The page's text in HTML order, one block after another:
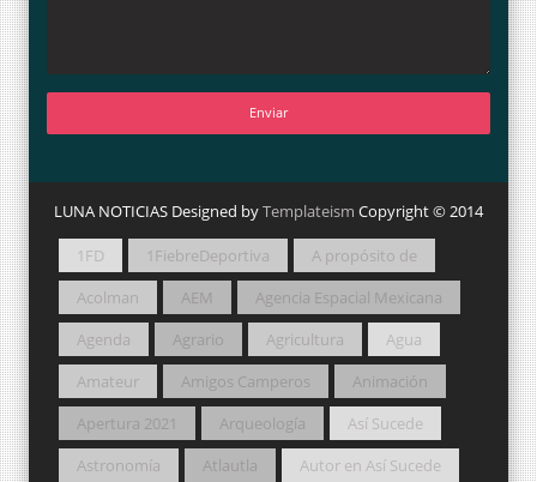
LUNA NOTICIAS Designed byTemplateism Copyright © 2014
1FD 1FiebreDeportiva
A propósito de
Acolman
AEM
Agencia Espacial Mexicana
Agenda
Agrario Agricultura
Agua
Amateur
Amigos Camperos
Animación
Apertura 2021
Arqueología
Así Sucede
Astronomía
Atlautla
Autor en Así Sucede